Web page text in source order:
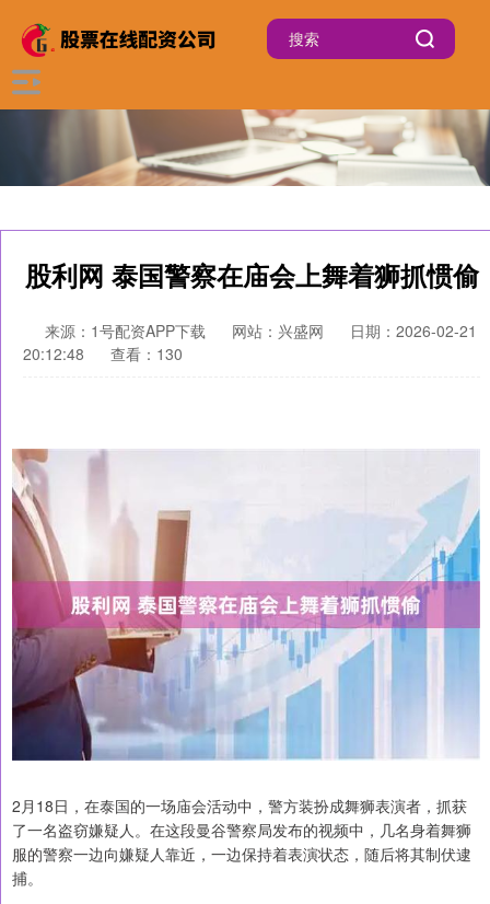
股利网 泰国警察在庙会上舞着狮抓惯偷
来源：1号配资APP下载 网站：兴盛网
日期：2026-02-21
20:12:48
查看：130
2月18日，在泰国的一场庙会活动中，警方装扮成舞狮表演者，抓获
了一名盗窃嫌疑人。在这段曼谷警察局发布的视频中，几名身着舞狮
服的警察一边向嫌疑人靠近，一边保持着表演状态，随后将其制伏逮
捕。